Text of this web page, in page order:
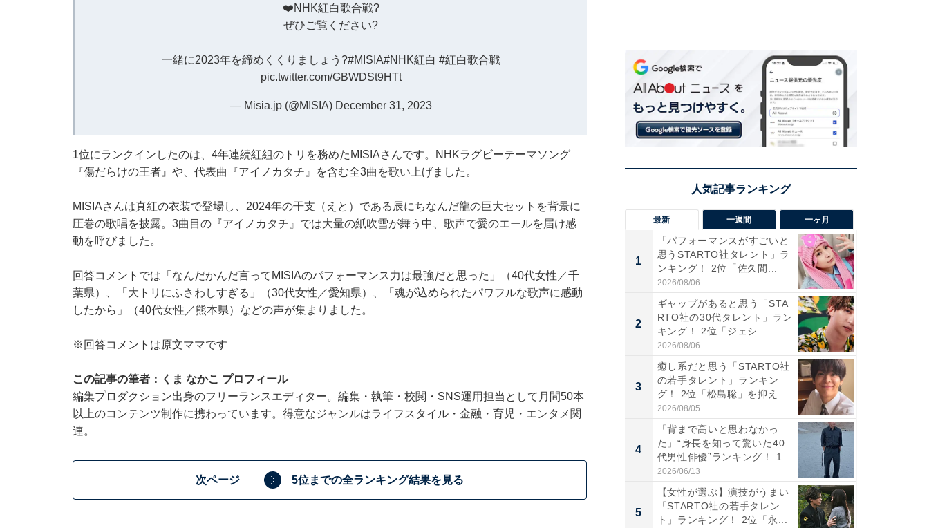
❤️NHK紅白歌合戦?
ぜひご覧ください?
一緒に2023年を締めくくりましょう?#MISIA#NHK紅白 #紅白歌合戦
pic.twitter.com/GBWDSt9HTt
— Misia.jp (@MISIA) December 31, 2023
1位にランクインしたのは、4年連続紅組のトリを務めたMISIAさんです。NHKラグビーテーマソング
『傷だらけの王者』や、代表曲『アイノカタチ』を含む全3曲を歌い上げました。
MISIAさんは真紅の衣装で登場し、2024年の干支（えと）である辰にちなんだ龍の巨大セットを背景に
圧巻の歌唱を披露。3曲目の『アイノカタチ』では大量の紙吹雪が舞う中、歌声で愛のエールを届け感
動を呼びました。
回答コメントでは「なんだかんだ言ってMISIAのパフォーマンス力は最強だと思った」（40代女性／千
葉県）、「大トリにふさわしすぎる」（30代女性／愛知県）、「魂が込められたパワフルな歌声に感動
したから」（40代女性／熊本県）などの声が集まりました。
※回答コメントは原文ママです
この記事の筆者：くま なかこ プロフィール
編集プロダクション出身のフリーランスエディター。編集・執筆・校閲・SNS運用担当として月間50本
以上のコンテンツ制作に携わっています。得意なジャンルはライフスタイル・金融・育児・エンタメ関
連。
次ページ 5位までの全ランキング結果を見る
最新 一週間 一ヶ月
1
「パフォーマンスがすごいと
思うSTARTO社タレント」ラ
ンキング！ 2位「佐久間...
2026/08/06
2
ギャップがあると思う「STA
RTO社の30代タレント」ラン
キング！ 2位「ジェシ...
2026/08/06
3
癒し系だと思う「STARTO社
の若手タレント」ランキン
グ！ 2位「松島聡」を抑え...
2026/08/05
4
「背まで高いと思わなかっ
た」“身長を知って驚いた40
代男性俳優”ランキング！ 1...
2026/06/13
5
【女性が選ぶ】演技がうまい
「STARTO社の若手タレン
ト」ランキング！ 2位「永...